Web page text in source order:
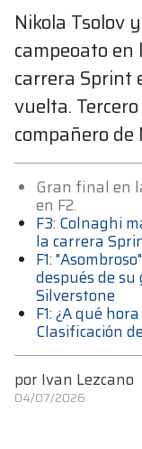
Nikola Tsolov
campeoato
carrera Sprint
vuelta.
compañero de
Gran final en
en F2.
F3: Colnaghi
la carrera
F1:
después de
Silverstone
F1: ¿A qué
Clasificación
por Ivan Lezcano
04/07/2026